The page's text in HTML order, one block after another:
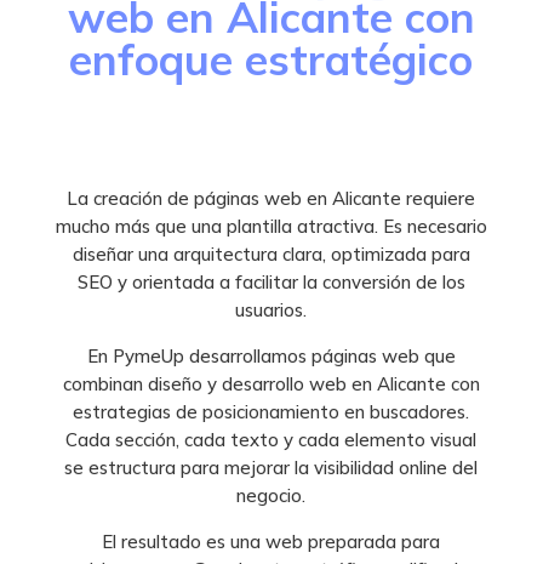
web en Alicante con
enfoque estratégico
La creación de páginas web en Alicante requiere
mucho más que una plantilla atractiva. Es necesario
diseñar una arquitectura clara, optimizada para
SEO y orientada a facilitar la conversión de los
usuarios.
En PymeUp desarrollamos páginas web que
combinan diseño y desarrollo web en Alicante con
estrategias de posicionamiento en buscadores.
Cada sección, cada texto y cada elemento visual
se estructura para mejorar la visibilidad online del
negocio.
El resultado es una web preparada para